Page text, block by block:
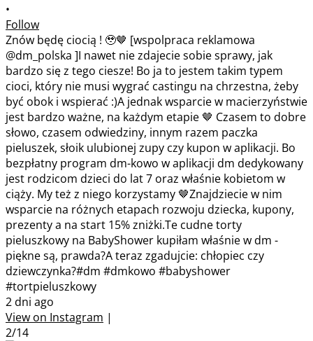
•
Follow
Znów będę ciocią ! 🥹🤎 [wspolpraca reklamowa
@dm_polska ]I nawet nie zdajecie sobie sprawy, jak
bardzo się z tego ciesze! Bo ja to jestem takim typem
cioci, który nie musi wygrać castingu na chrzestna, żeby
być obok i wspierać :)A jednak wsparcie w macierzyństwie
jest bardzo ważne, na każdym etapie 🤎 Czasem to dobre
słowo, czasem odwiedziny, innym razem paczka
pieluszek, słoik ulubionej zupy czy kupon w aplikacji. Bo
bezpłatny program dm-kowo w aplikacji dm dedykowany
jest rodzicom dzieci do lat 7 oraz właśnie kobietom w
ciąży. My też z niego korzystamy 🤎Znajdziecie w nim
wsparcie na różnych etapach rozwoju dziecka, kupony,
prezenty a na start 15% zniżki.Te cudne torty
pieluszkowy na BabyShower kupiłam właśnie w dm -
piękne są, prawda?A teraz zgadujcie: chłopiec czy
dziewczynka?#dm #dmkowo #babyshower
#tortpieluszkowy
2 dni ago
View on Instagram |
2/14